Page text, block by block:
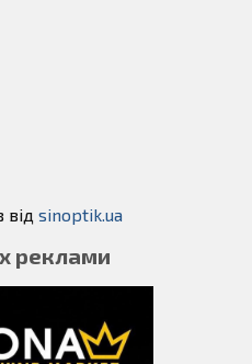
від sinoptik.ua
реклами